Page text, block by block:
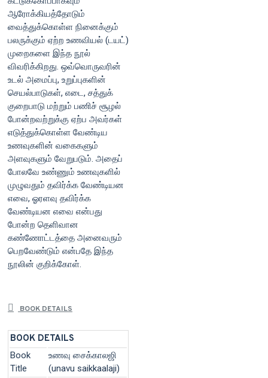
ஆரோக்கியத்தோடும்
வைத்துக்கொள்ள நினைக்கும்
பலருக்கும் ஏற்ற உணவியல் (டயட்)
முறைகளை இந்த நூல்
விவரிக்கிறது. ஒவ்வொருவரின்
உடல் அமைப்பு, உறுப்புகளின்
செயல்பாடுகள், எடை, சத்துக்
குறைபாடு மற்றும் பணிச் சூழல்
போன்றவற்றுக்கு ஏற்ப அவர்கள்
எடுத்துக்கொள்ள வேண்டிய
உணவுகளின் வகைகளும்
அளவுகளும் வேறுபடும். அதைப்
போலவே உண்ணும் உணவுகளில்
முழுவதும் தவிர்க்க வேண்டியன
எவை, ஓரளவு தவிர்க்க
வேண்டியன எவை என்பது
போன்ற தெளிவான
கண்ணோட்டத்தை அனைவரும்
பெறவேண்டும் என்பதே இந்த
நூலின் குறிக்கோள்.
BOOK DETAILS
BOOK DETAILS
Book
Title
உணவு சைக்காலஜி
(unavu saikkaalaji)